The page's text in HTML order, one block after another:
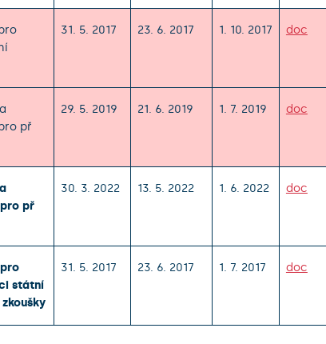
31. 5. 2017 23. 6. 2017 1. 10. 2017 doc
př
29. 5. 2019 21. 6. 2019 1. 7. 2019 doc
př
30. 3. 2022 13. 5. 2022 1. 6. 2022 doc
státní
31. 5. 2017 23. 6. 2017 1. 7. 2017 doc